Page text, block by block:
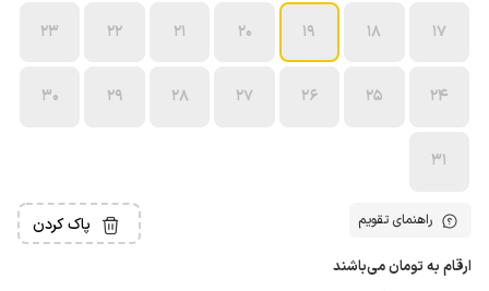
17
18
19
20
21
22
23
24
25
26
27
28
29
30
31
راهنمای تقویم پاک کردن
ارقام به تومان می‌باشند